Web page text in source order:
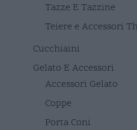
Tazze E Tazzine
Teiere e Accessori
Cucchiaini
Gelato E Accessori
Accessori Gelato
Coppe
Porta Coni